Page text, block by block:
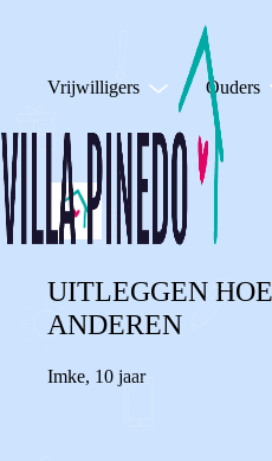
Vrijwilligers Ouders
UITLEGGEN
ANDEREN
Imke, 10 jaar